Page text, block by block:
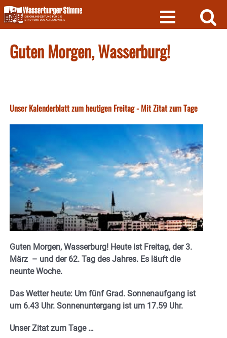
Skip
to
content
Guten Morgen, Wasserburg!
Unser Kalenderblatt zum heutigen Freitag - Mit Zitat zum Tage
Guten Morgen, Wasserburg! Heute ist Freitag, der 3.
März – und der 62. Tag des Jahres. Es läuft die
neunte Woche.
Das Wetter heute: Um fünf Grad. Sonnenaufgang ist
um 6.43 Uhr. Sonnenuntergang ist um 17.59 Uhr.
Unser Zitat zum Tage …